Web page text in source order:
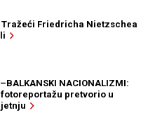
Tražeći Friedricha Nietzschea
NACIONALIZMI:
pretvorio u